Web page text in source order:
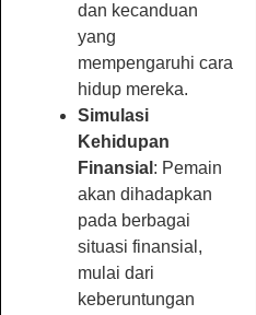
dan kecanduan
yang
mempengaruhi cara
hidup mereka.
Simulasi
Kehidupan
Finansial : Pemain
akan dihadapkan
pada berbagai
situasi finansial,
mulai dari
keberuntungan